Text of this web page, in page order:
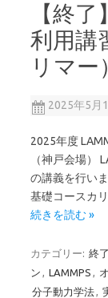
【終
利用講
リマー
2025年5月
2025年度
（神戸会場）
の講義を行い
基礎コースカ
続きを読む »
カテゴリー: 終
ン , LAMMPS ,
分子動力学法,